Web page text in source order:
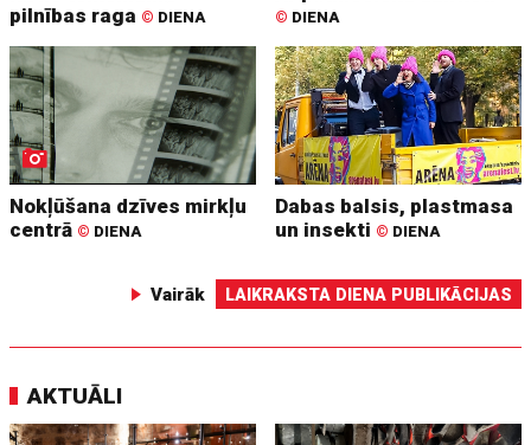
pilnības raga © DIENA © DIENA
Nokļūšana dzīves mirkļu
centrā © DIENA
Dabas balsis, plastmasa
un insekti © DIENA
Vairāk LAIKRAKSTA DIENA PUBLIKĀCIJAS
AKTUĀLI